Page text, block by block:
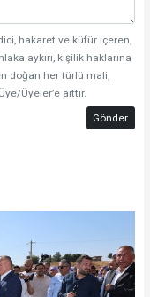
hakaret ve küfür içeren,
aykırı, kişilik haklarına
doğan her türlü mali,
Üyeler’e aittir.
Gönder